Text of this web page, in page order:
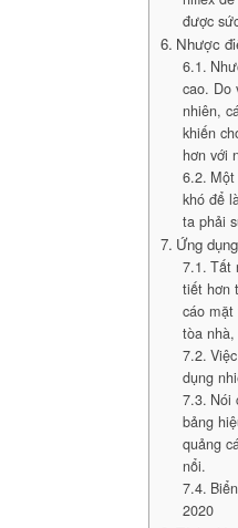
được
Nhược
cao. Do
nhiên,
khiến
hơn với
khó để
ta phải
Ứng
Tất
tiết hơn
cáo
tòa
dụng
Nói
bảng
quảng
nổi.
2020